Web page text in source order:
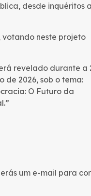
desde inquéritos a
votando neste projeto
revelado durante a
de 2026, sob o tema:
O Futuro da
um e-mail para